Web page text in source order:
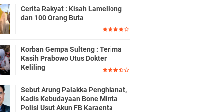
Cerita Rakyat : Kisah Lamellong
dan 100 Orang Buta
Korban Gempa Sulteng : Terima
Kasih Prabowo Utus Dokter
Keliling
Sebut Arung Palakka Penghianat,
Kadis Kebudayaan Bone Minta
Polisi Usut Akun FB Karaenta